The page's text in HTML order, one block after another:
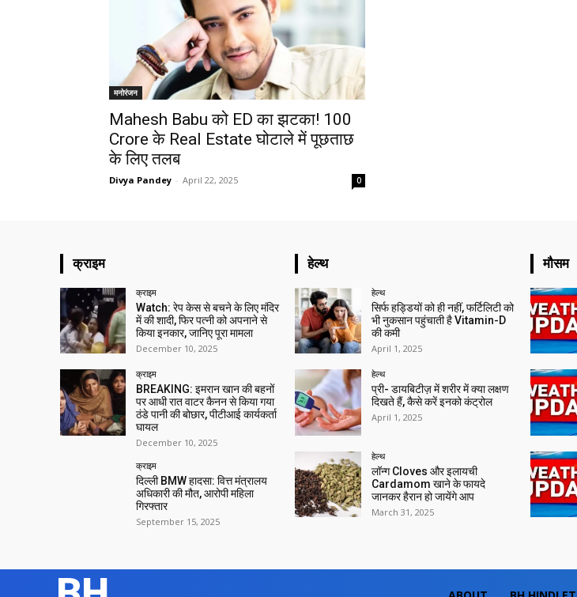
मनोरंजन
Mahesh Babu को ED का झटका! 100
Crore के Real Estate घोटाले में पूछताछ
के लिए तलब
Divya Pandey - April 22, 2025 0
क्राइम
क्राइम
Watch: रेप केस से बचने के लिए मंदिर
में की शादी, फिर पत्नी को अपनाने से
किया इनकार, जानिए पूरा मामला
December 10, 2025
क्राइम
BREAKING: इमरान खान की बहनों
पर आधी रात वाटर कैनन से किया गया
ठंडे पानी की बोछार, पीटीआई कार्यकर्ता
घायल
December 10, 2025
क्राइम
दिल्ली BMW हादसा: वित्त मंत्रालय
अधिकारी की मौत, आरोपी महिला
गिरफ्तार
September 15, 2025
हेल्थ
हेल्थ
सिर्फ हड्डियों को ही नहीं, फर्टिलिटी को
भी नुकसान पहुंचाती है Vitamin-D
की कमी
April 1, 2025
हेल्थ
प्री- डायबिटीज़ में शरीर में क्या लक्षण
दिखते हैं, कैसे करें इनको कंट्रोल
April 1, 2025
हेल्थ
लॉन्ग Cloves और इलायची
Cardamom खाने के फायदे
जानकर हैरान हो जायेंगे आप
March 31, 2025
मौसम